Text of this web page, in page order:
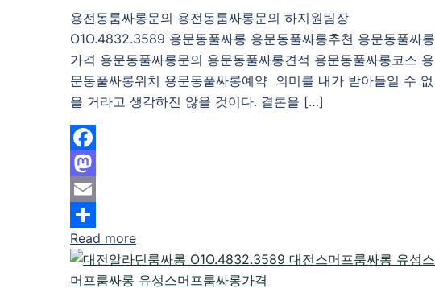
용전동룸싸롱문의 용전동룸싸롱문의 하지원팀장
O1O.4832.3589 용문동풀싸롱 용문동풀싸롱추천 용문동풀싸롱
가격 용문동풀싸롱문의 용문동풀싸롱견적 용문동풀싸롱코스 용
문동풀싸롱위치 용문동풀싸롱예약 의미를 내가 받아들일 수 없
을 거라고 생각하진 않을 것이다. 결론을 […]
Facebook
Mastodon
Email
Share
Read more